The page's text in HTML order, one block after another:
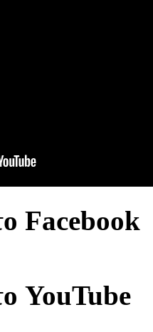
Facebook
YouTube